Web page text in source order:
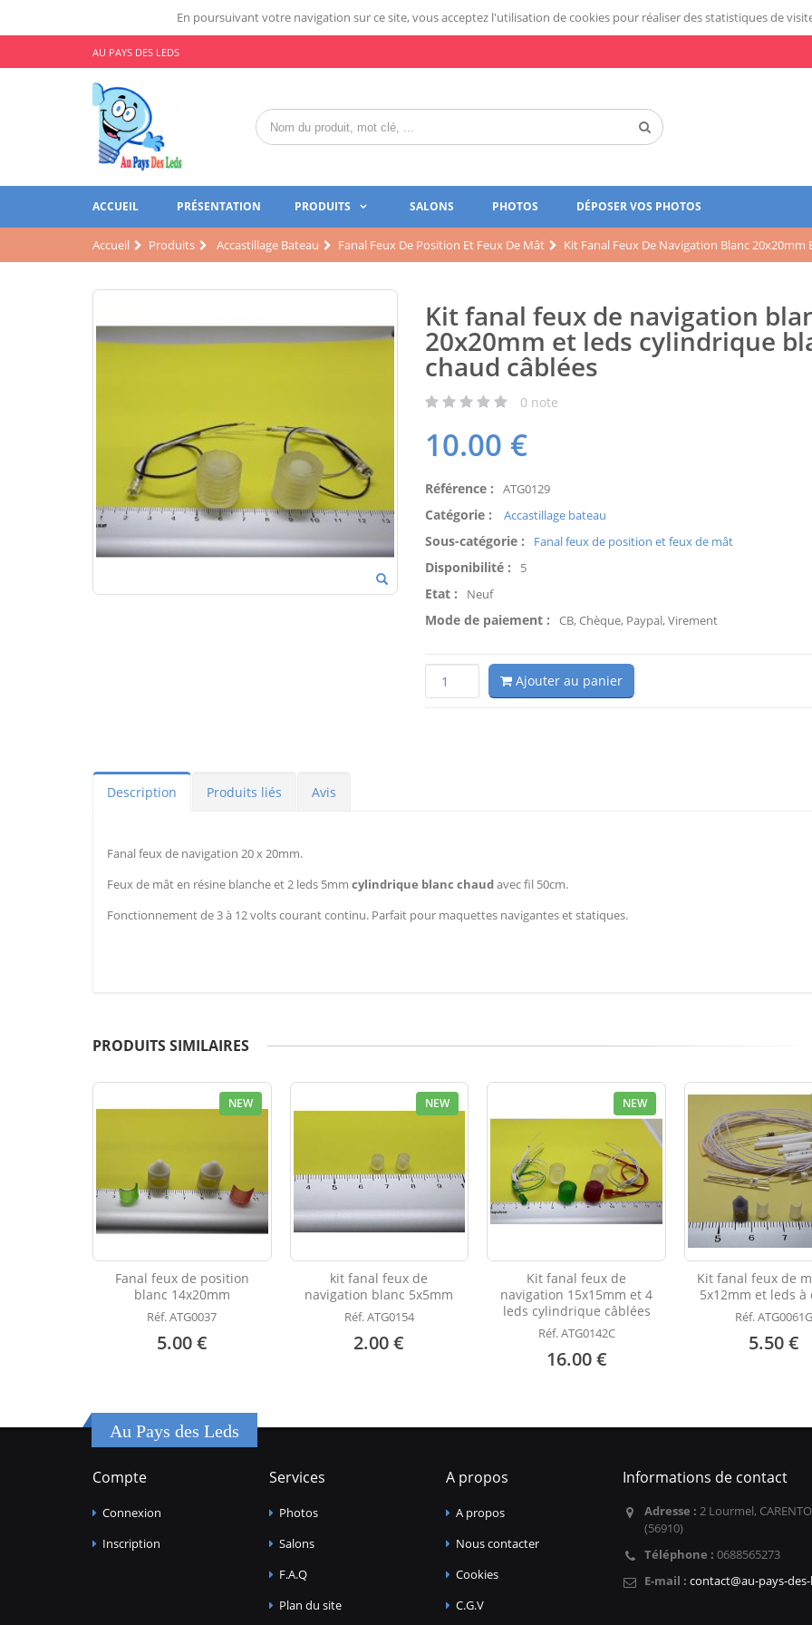
En poursuivant votre navigation sur ce site, vous acceptez l'utilisation de cookies pour réaliser des statistiques de
AU PAYS DES LEDS
ACCUEIL PRÉSENTATION PRODUITS SALONS PHOTOS DÉPOSER VOS PHOTOS
Accueil Produits Accastillage Bateau Fanal Feux De Position Et Feux De Mât Kit Fanal Feux De Navigation Blanc
Kit fanal feux de navigation
20x20mm et leds cylindrique
chaud câblées
0 note
10.00 €
Référence : ATG0129
Catégorie : Accastillage bateau
Sous-catégorie : Fanal feux de position et feux de mât
Disponibilité : 5
Etat : Neuf
Mode de paiement : CB, Chèque, Paypal, Virement
Ajouter au panier
Description Produits liés Avis
Fanal feux de navigation 20 x 20mm.
Feux de mât en résine blanche et 2 leds 5mm cylindrique blanc chaudavec fil 50cm.
Fonctionnement de 3 à 12 volts courant continu. Parfait pour maquettes navigantes et statiques.
PRODUITS SIMILAIRES
NEW
Fanal feux de position
blanc 14x20mm
Réf. ATG0037
5.00 €
NEW
kit fanal feux de
navigation blanc 5x5mm
Réf. ATG0154
2.00 €
NEW
Kit fanal feux de
navigation 15x15mm et 4
leds cylindrique câblées
Réf. ATG0142C
16.00 €
Kit fanal feux de
5x12mm et leds à
Réf. ATG0061G
5.50 €
Au Pays des Leds
Compte
Connexion
Inscription
Services
Photos
Salons
F.A.Q
Plan du site
A propos
A propos
Nous contacter
Cookies
C.G.V
Informations de contact
Adresse : 2 Lourmel,
(56910)
Téléphone : 0688565273
E-mail : contact@au-pays-